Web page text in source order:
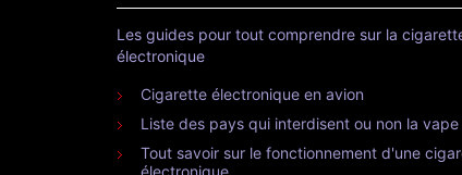
Les guides pour tout comprendre sur la
électronique
Cigarette électronique en avion
Liste des pays qui interdisent ou non la vape
Tout savoir sur le fonctionnement d'une
électronique